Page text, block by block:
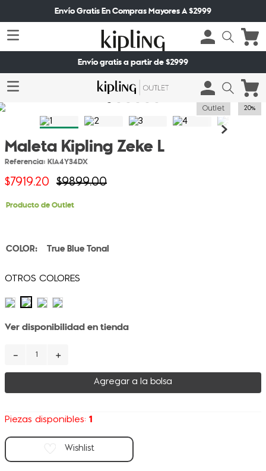
Envío Gratis En Compras Mayores A $2999
Envío gratis a partir de $2999
Outlet 20%
Maleta Kipling Zeke L
Referencia: KIA4Y34DX
$7919.20 $9899.00
Producto de Outlet
True Blue Tonal
Ver disponibilidad en tienda
＋
－
Agregar a la bolsa
Piezas disponibles: 1